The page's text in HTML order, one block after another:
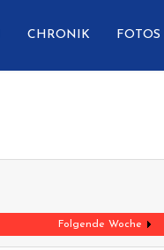
CHRONIK FOTOS
Folgende Woche